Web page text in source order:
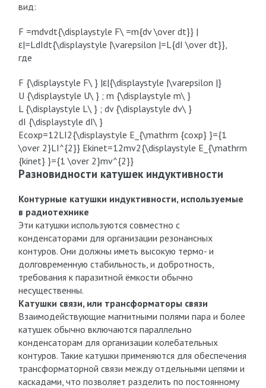
вид:
F =mdvdt{\displaystyle F\ =m{dv \over dt}} |
ε|=LdIdt{\displaystyle |\varepsilon |=L{dI \over dt}},
где
F {\displaystyle F\ } |ε|{\displaystyle |\varepsilon |}
U {\displaystyle U\ } ; m {\displaystyle m\ }
L {\displaystyle L\ } ; dv {\displaystyle dv\ }
dI {\displaystyle dI\ }
Ecoxp=12LI2{\displaystyle E_{\mathrm {coxp} }={1
\over 2}LI^{2}} Ekinet=12mv2{\displaystyle E_{\mathrm
{kinet} }={1 \over 2}mv^{2}}
Разновидности катушек индуктивности
Контурные катушки индуктивности, используемые
в радиотехнике
Эти катушки используются совместно с
конденсаторами для организации резонансных
контуров. Они должны иметь высокую термо- и
долговременную стабильность, и добротность,
требования к паразитной ёмкости обычно
несущественны.
Катушки связи, или трансформаторы связи
Взаимодействующие магнитными полями пара и более
катушек обычно включаются параллельно
конденсаторам для организации колебательных
контуров. Такие катушки применяются для обеспечения
трансформаторной связи между отдельными цепями и
каскадами, что позволяет разделить по постоянному